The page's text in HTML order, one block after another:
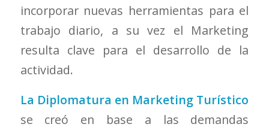
incorporar nuevas herramientas para el
trabajo diario, a su vez el Marketing
resulta clave para el desarrollo de la
actividad.
La Diplomatura en Marketing Turístico
se creó en base a las demandas